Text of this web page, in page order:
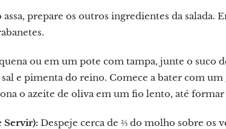
prepare os outros ingredientes da salada.
ou em um pote com tampa, junte o suco
sal e pimenta do reino. Comece a bater com
o azeite de oliva em um fio lento, até
Servir): Despeje cerca de ⅔ do molho sobre os